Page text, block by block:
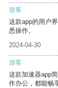
游客
这款app的用户
悉操作。
2024-04-30
游客
这款加速器app
作办公，都能畅